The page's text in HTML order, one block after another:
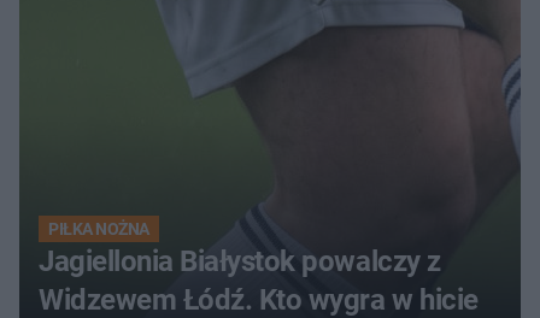
PIŁKA NOŻNA
Jagiellonia Białystok powalczy z
Widzewem Łódź. Kto wygra w hicie